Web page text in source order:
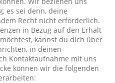
es sei denn, deine
Recht nicht erforderlich.
in Bezug auf den Erhalt
kannst du dich über
in deinen
Kontaktaufnahme mit uns
können wir die folgenden